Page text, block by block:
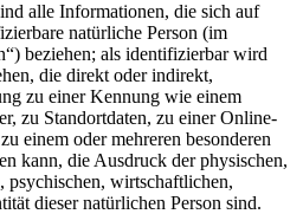
alle Informationen, die sich auf
natürliche Person (im
beziehen; als identifizierbar wird
die direkt oder indirekt,
zu einer Kennung wie einem
zu Standortdaten, zu einer Online-
einem oder mehreren besonderen
kann, die Ausdruck der physischen,
psychischen, wirtschaftlichen,
dieser natürlichen Person sind.